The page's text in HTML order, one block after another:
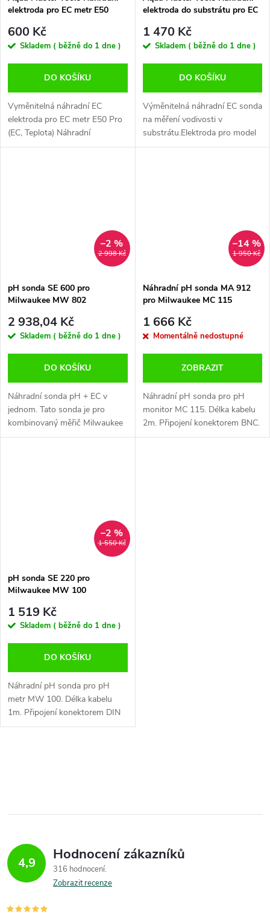
elektroda pro EC metr E50
600 Kč
Skladem ( běžně do 1 dne )
DO KOŠÍKU
Vyměnitelná náhradní EC
elektroda pro EC metr E50 Pro
(EC, Teplota) Náhradní
vyměnitelná EC sonda E50 Pro
elektroda do substrátu pro EC
1 470 Kč
Skladem ( běžně do 1 dne )
DO KOŠÍKU
Výměnitelná náhradní EC sonda
na měření vodivosti v
substrátu.Elektroda pro model
E300 Pro (EC and Teplota) -
2 998 Kč
–2 %
pH sonda SE 600 pro
Milwaukee MW 802
2 938,04 Kč
Skladem ( běžně do 1 dne )
DO KOŠÍKU
Náhradní sonda pH + EC v
jednom. Tato sonda je pro
kombinovaný měřič Milwaukee
MW 802. Délka kabelu 1m.
1 950 Kč
–14 %
Náhradní pH sonda MA 912
pro Milwaukee MC 115
1 666 Kč
Momentálně nedostupné
ZOBRAZIT
Náhradní pH sonda pro pH
monitor MC 115. Délka kabelu
2m. Připojení konektorem BNC.
1 550 Kč
–2 %
pH sonda SE 220 pro
Milwaukee MW 100
1 519 Kč
Skladem ( běžně do 1 dne )
DO KOŠÍKU
Náhradní pH sonda pro pH
metr MW 100. Délka kabelu
1m. Připojení konektorem DIN
l
d
a
c
4,9 Hodnocení zákazníků
316 hodnocení
Zobrazit recenze